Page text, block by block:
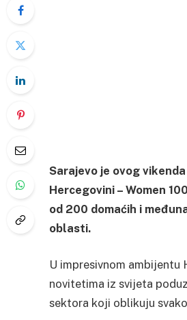
Sarajevo je ovog
Hercegovini – Women
od 200 domaćih i
oblasti.
U impresivnom
novitetima iz svijeta
sektora koji oblikuju